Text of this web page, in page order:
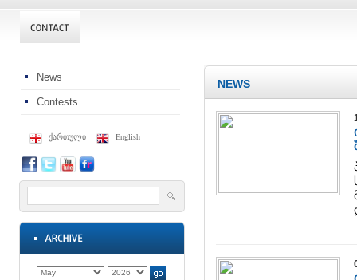
News
Contests
ქართული English
NEWS